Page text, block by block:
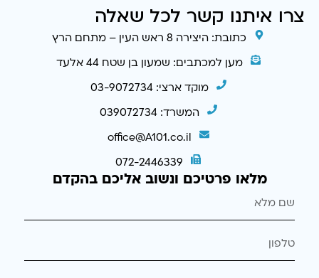
צרו איתנו קשר לכל שאלה
כתובת: היצירה 8 ראש העין – מתחם הרץ
מען למכתבים: שמעון בן שטח 44 אלעד
מוקד ארצי: 03-9072734
המשרד: 039072734
office@A101.co.il
072-2446339
מלאו פרטיכם ונשוב אליכם בהקדם